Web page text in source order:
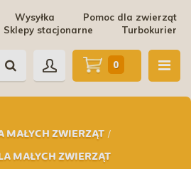
Pomoc dla zwierząt
Wysyłka
Turbokurier
Sklepy stacjonarne
MAŁYCH ZWIERZĄT /
MAŁYCH ZWIERZĄT
0